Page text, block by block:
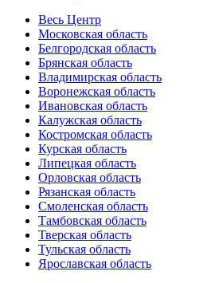
Весь Центр
Московская область
Белгородская область
Брянская область
Владимирская область
Воронежская область
Ивановская область
Калужская область
Костромская область
Курская область
Липецкая область
Орловская область
Рязанская область
Смоленская область
Тамбовская область
Тверская область
Тульская область
Ярославская область